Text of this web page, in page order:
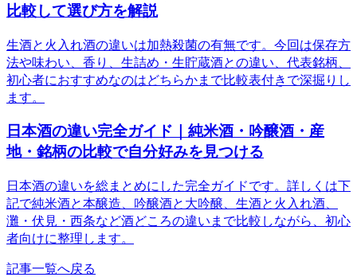
比較して選び方を解説
生酒と火入れ酒の違いは加熱殺菌の有無です。今回は保存方
法や味わい、香り、生詰め・生貯蔵酒との違い、代表銘柄、
初心者におすすめなのはどちらかまで比較表付きで深掘りし
ます。
日本酒の違い完全ガイド｜純米酒・吟醸酒・産
地・銘柄の比較で自分好みを見つける
日本酒の違いを総まとめにした完全ガイドです。詳しくは下
記で純米酒と本醸造、吟醸酒と大吟醸、生酒と火入れ酒、
灘・伏見・西条など酒どころの違いまで比較しながら、初心
者向けに整理します。
記事一覧へ戻る